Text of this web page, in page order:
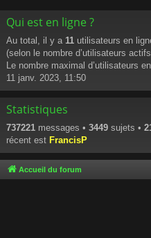
Qui est en ligne ?
Au total, il y a 11 utilisateurs en
(selon le nombre d’utilisateurs
Le nombre maximal d’utilisateurs
11 janv. 2023, 11:50
Statistiques
737221 messages • 3449 sujets •
récent est FrancisP
Accueil du forum